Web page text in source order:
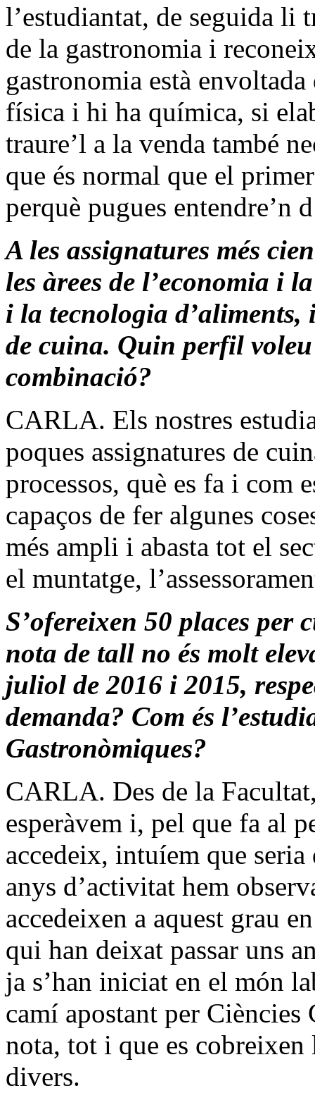
l’estudiantat, de seguida li
de la gastronomia i
gastronomia està
física i hi ha química, si
traure’l a la venda també
que és normal que el
perquè pugues entendre’n
A les assignatures més
les àrees de l’economia i
i la tecnologia d’aliments,
de cuina. Quin perfil
combinació?
CARLA. Els nostres
poques assignatures de
processos, què es fa i com
capaços de fer algunes
més ampli i abasta tot el
el muntatge,
S’ofereixen 50 places per
nota de tall no és molt
juliol de 2016 i 2015,
demanda? Com és
Gastronòmiques?
CARLA. Des de la
esperàvem i, pel que fa al
accedeix, intuíem que
anys d’activitat hem
accedeixen a aquest grau
qui han deixat passar uns
ja s’han iniciat en el món
camí apostant per
nota, tot i que es cobreixen
divers.